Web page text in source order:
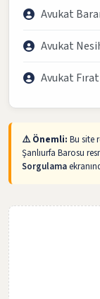
Avukat
Avukat
Avukat
⚠️ Önemli: Bu site
Şanlıurfa Barosu
Sorgulama